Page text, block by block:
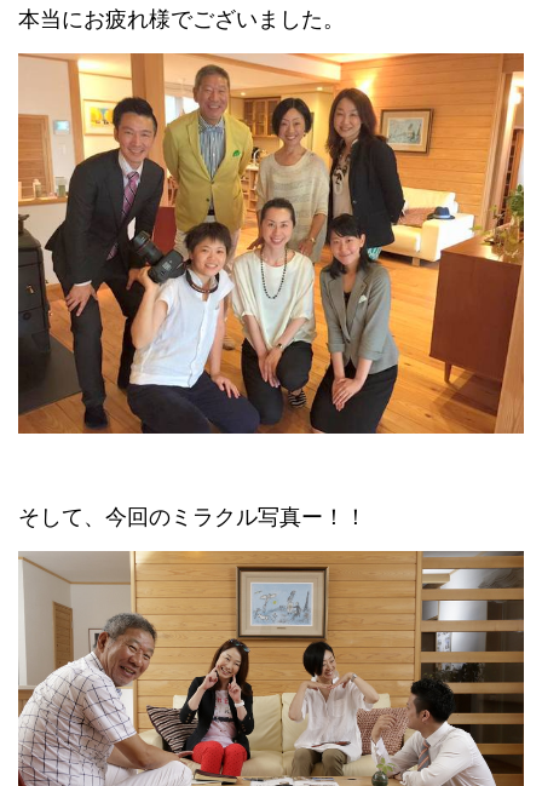
本当にお疲れ様でございました。
そして、今回のミラクル写真ー！！